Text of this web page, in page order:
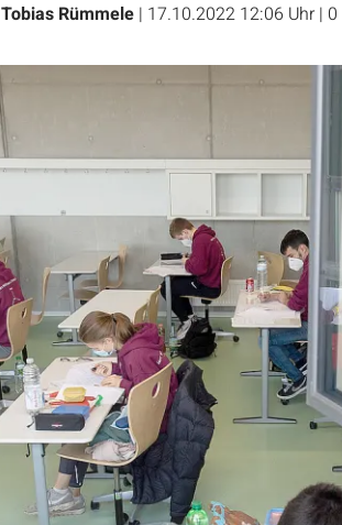
Tobias Rümmele | 17.10.2022 12:06 Uhr | 0